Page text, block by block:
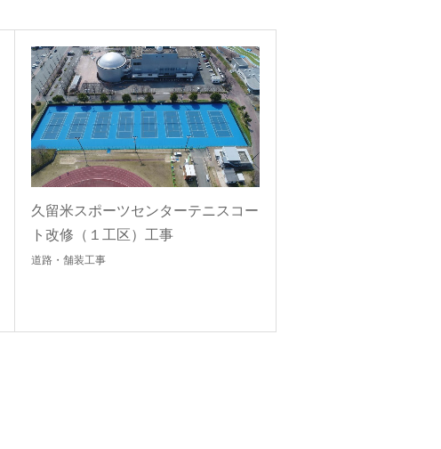
久留米スポーツセンターテニスコー
ト改修（１工区）工事
道路・舗装工事